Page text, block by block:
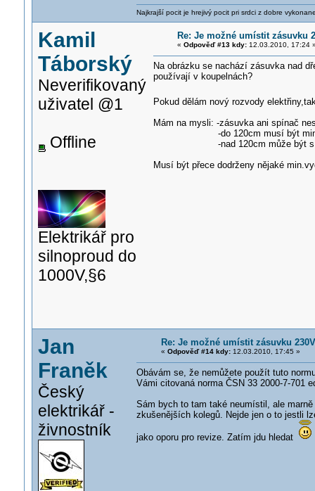
Najkrajší pocit je hrejivý pocit pri srdci z dobre
Kamil
Táborský
Neverifikovaný
uživatel @1
Offline
Elektrikář pro
silnoproud do
1000V,§6
Re: Je možné umístit zásuvku
« Odpověď #13 kdy:12.03.2010, 17:24
Na obrázku se nachází zásuvka nad
používají v koupelnách?
Pokud dělám nový rozvody
Mám na mysli: -zásuvka ani spínač
-do 120cm musí být
-nad 120cm může být s
Musí být přece dodrženy nějaké
Jan
Franěk
Český
elektrikář -
živnostník
Re: Je možné umístit zásuvku
« Odpověď #14 kdy:12.03.2010, 17:45 »
Obávám se, že nemůžete použít tuto
Vámi citovaná norma ČSN 33 2000-7-701
Sám bych to tam také neumístil, ale
zkušenějších kolegů. Nejde jen o to jestli
jako oporu pro revize. Zatím jdu hledat